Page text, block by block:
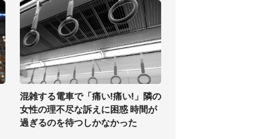
混雑する電車で「痛い!痛い!」隣の
女性の理不尽な訴えに困惑 時間が
過ぎるのを待つしかなかった